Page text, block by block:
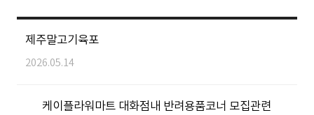
제주말고기육포
2026.05.14
케이플라워마트 대화점내 반려용품코너 모집관련